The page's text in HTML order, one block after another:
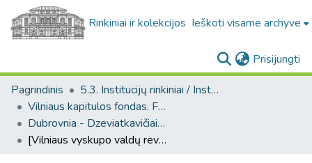
Rinkiniai ir kolekcijos Ieškoti visame archyve
Prisijungti
Pagrindinis
5.3. Institucijų rinkiniai / Institutional collections
Vilniaus kapitulos fondas. F43
Dubrovnia - Dzeviatkavičiai (Vilniaus kapitulos fondas. F43. Bažnytinės valdos)
[Vilniaus vyskupo valdų revizoriaus Ksavero Svientodrovskio pranešimas apie Dubrovnios valdų stovį].